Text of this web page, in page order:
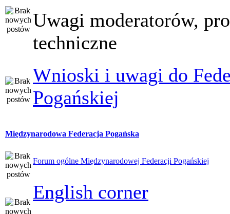
Uwagi moderatorów,
techniczne
Wnioski i uwagi do
Pogańskiej
Międzynarodowa Federacja Pogańska
Forum ogólne Międzynarodowej Federacji Pogańskiej
English corner